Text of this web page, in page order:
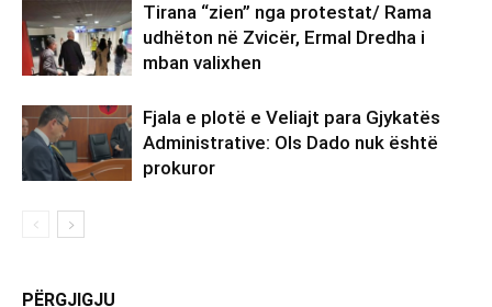
Tirana “zien” nga protestat/ Rama
udhëton në Zvicër, Ermal Dredha i
mban valixhen
Fjala e plotë e Veliajt para Gjykatës
Administrative: Ols Dado nuk është
prokuror
PËRGJIGJU